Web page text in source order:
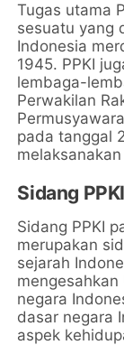
Tugas utama
sesuatu yang
Indonesia
1945. PPKI
lembaga-
Perwakilan
pada tanggal
Sidang
Sidang PPKI
merupakan
sejarah
negara
dasar negara
aspek